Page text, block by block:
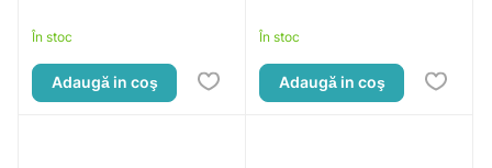
În stoc
Adaugă in coş
În stoc
Adaugă in coş